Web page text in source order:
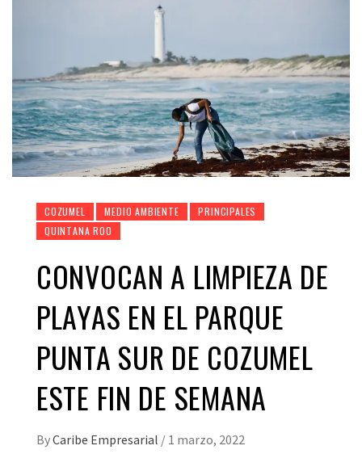
COZUMEL MEDIO AMBIENTE
PRINCIPALES
QUINTANA ROO
CONVOCAN A LIMPIEZA DE
PLAYAS EN EL PARQUE
PUNTA SUR DE COZUMEL
ESTE FIN DE SEMANA
ByCaribe Empresarial / 1 marzo, 2022